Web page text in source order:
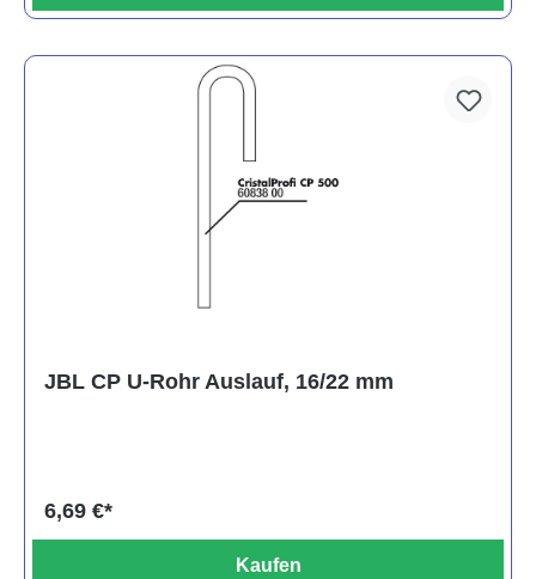
JBL CP U-Rohr Auslauf, 16/22 mm
6,69 €*
Kaufen